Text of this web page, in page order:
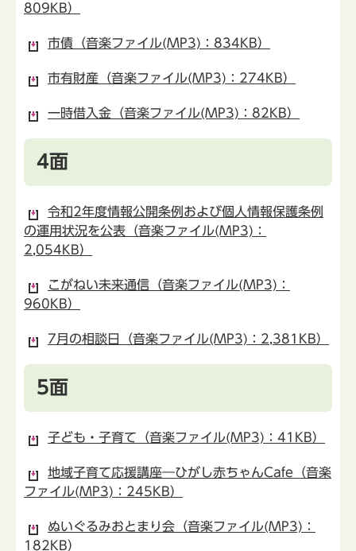
809KB）
市債（音楽ファイル(MP3)：834KB）
市有財産（音楽ファイル(MP3)：274KB）
一時借入金（音楽ファイル(MP3)：82KB）
4面
令和2年度情報公開条例および個人情報保護条例
の運用状況を公表（音楽ファイル(MP3)：
2,054KB）
こがねい未来通信（音楽ファイル(MP3)：
960KB）
7月の相談日（音楽ファイル(MP3)：2,381KB）
5面
子ども・子育て（音楽ファイル(MP3)：41KB）
地域子育て応援講座―ひがし赤ちゃんCafe（音楽
ファイル(MP3)：245KB）
ぬいぐるみおとまり会（音楽ファイル(MP3)：
182KB）